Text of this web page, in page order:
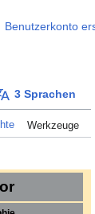
Benutzerkonto
3 Sprachen
Werkzeuge